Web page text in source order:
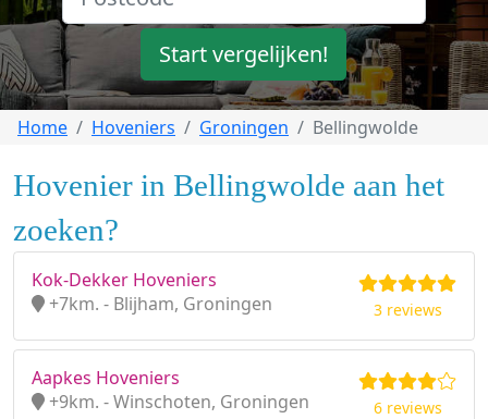
Start vergelijken!
Home Hoveniers Groningen Bellingwolde
Hovenier in Bellingwolde aan het
zoeken?
Kok-Dekker Hoveniers
+7km. - Blijham, Groningen
3 reviews
Aapkes Hoveniers
+9km. - Winschoten, Groningen
6 reviews